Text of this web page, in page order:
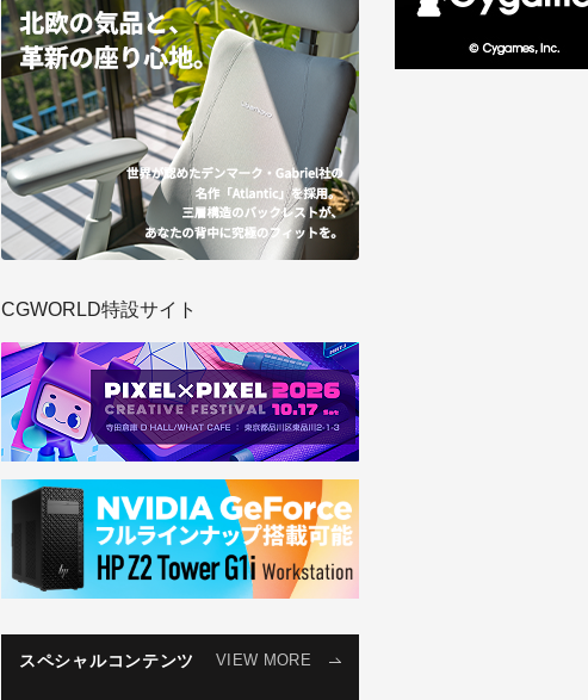
CGWORLD特設サイト
スペシャルコンテンツ VIEW MORE